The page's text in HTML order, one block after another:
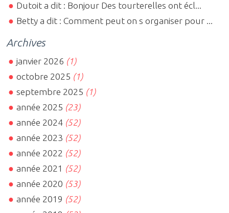
Dutoit a dit : Bonjour Des tourterelles ont écl...
Betty a dit : Comment peut on s organiser pour ...
Archives
janvier 2026 (1)
octobre 2025 (1)
septembre 2025 (1)
année 2025 (23)
année 2024 (52)
année 2023 (52)
année 2022 (52)
année 2021 (52)
année 2020 (53)
année 2019 (52)